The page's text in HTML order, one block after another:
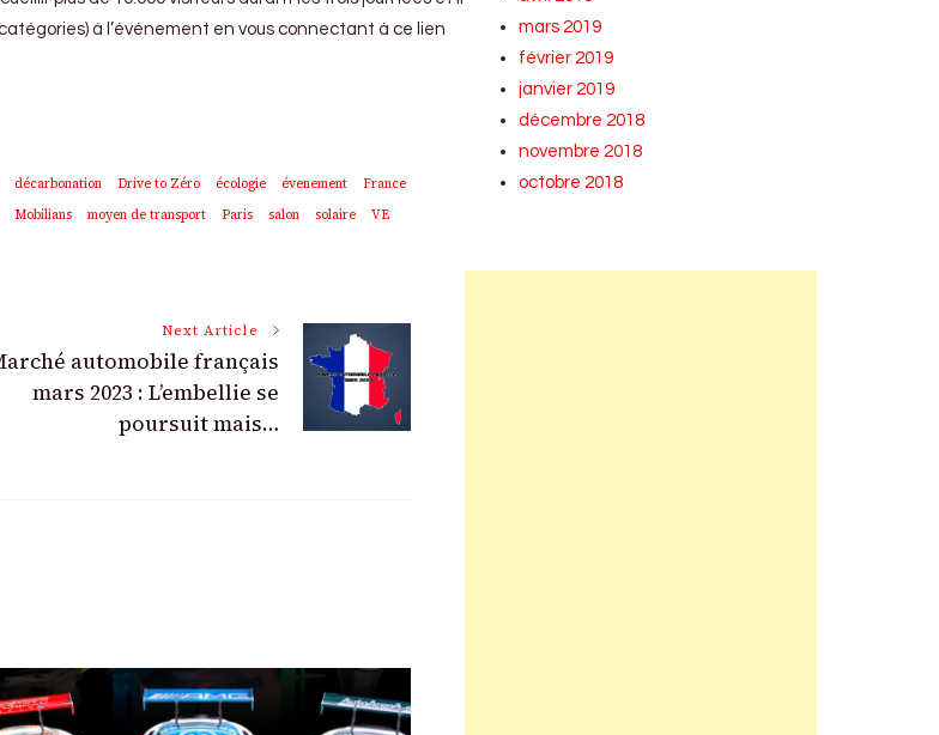
à l’événement en vous connectant à ce lien
décarbonation Drive to Zéro écologie évenement
France
Mobilians moyen de transport Paris salon solaire
VE
Next Article
automobile français
mars 2023 : L’embellie se
poursuit mais…
mars 2019
février 2019
janvier 2019
décembre 2018
novembre 2018
octobre 2018